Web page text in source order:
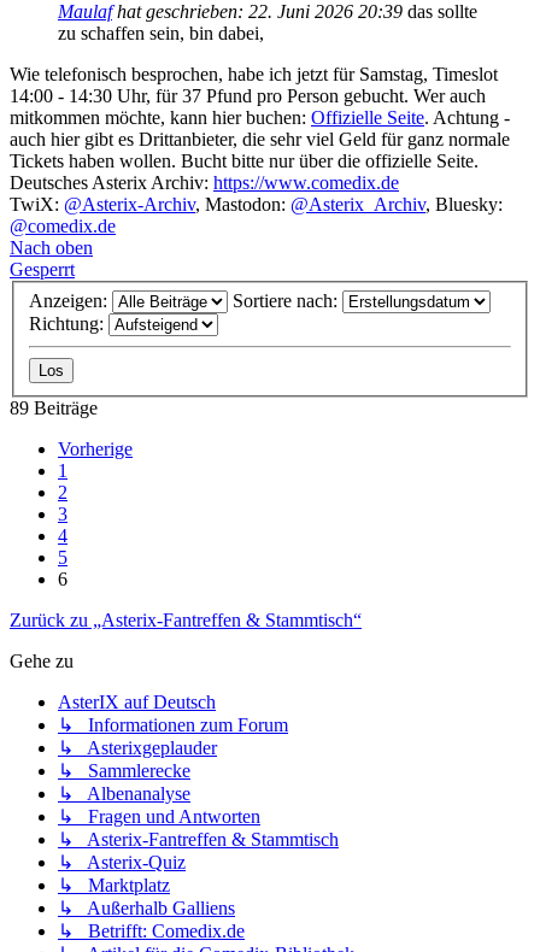
Maulafhat geschrieben: 22. Juni 2026 20:39 das sollte
zu schaffen sein, bin dabei,
Wie telefonisch besprochen, habe ich jetzt für Samstag, Timeslot
14:00 - 14:30 Uhr, für 37 Pfund pro Person gebucht. Wer auch
mitkommen möchte, kann hier buchen: Offizielle Seite. Achtung -
auch hier gibt es Drittanbieter, die sehr viel Geld für ganz normale
Tickets haben wollen. Bucht bitte nur über die offizielle Seite.
Deutsches Asterix Archiv: https://www.comedix.de
TwiX: @Asterix-Archiv, Mastodon: @Asterix_Archiv, Bluesky:
@comedix.de
Nach oben
Gesperrt
Anzeigen:
Sortiere nach:
Richtung:
89 Beiträge
Vorherige
1
2
3
4
5
6
Zurück zu „Asterix-Fantreffen & Stammtisch“
Gehe zu
AsterIX auf Deutsch
↳ Informationen zum Forum
↳ Asterixgeplauder
↳ Sammlerecke
↳ Albenanalyse
↳ Fragen und Antworten
↳ Asterix-Fantreffen & Stammtisch
↳ Asterix-Quiz
↳ Marktplatz
↳ Außerhalb Galliens
↳ Betrifft: Comedix.de